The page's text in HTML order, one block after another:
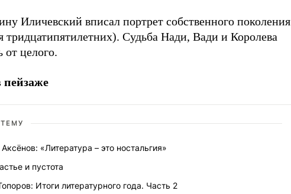
Иличевский вписал портрет собственного поколения
тридцатипятилетних). Судьба Нади, Вади и Королева
от целого.
пейзаже
«Литература – это ностальгия»
и пустота
Итоги литературного года. Часть 2